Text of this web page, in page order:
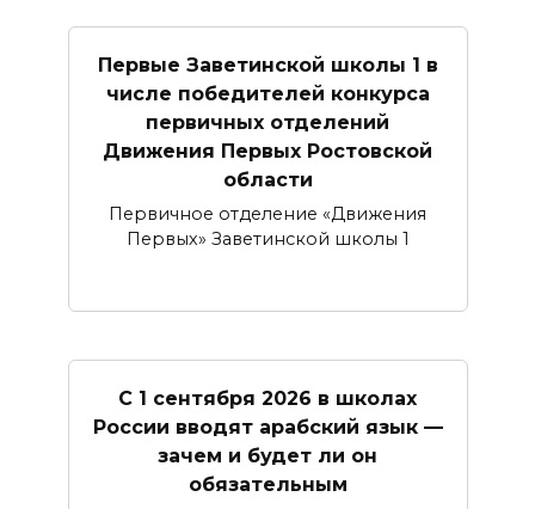
Первые Заветинской школы 1 в
числе победителей конкурса
первичных отделений
Движения Первых Ростовской
области
Первичное отделение «Движения
Первых» Заветинской школы 1
С 1 сентября 2026 в школах
России вводят арабский язык —
зачем и будет ли он
обязательным